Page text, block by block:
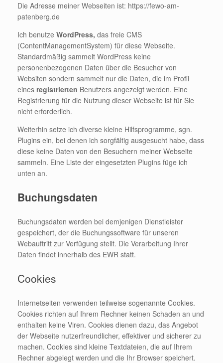
Die Adresse meiner Webseiten ist: https://fewo-am-
patenberg.de
Ich benutze WordPress, das freie CMS
(ContentManagementSystem) für diese Webseite.
Standardmäßig sammelt WordPress keine
personenbezogenen Daten über die Besucher von
Websiten sondern sammelt nur die Daten, die im Profil
eines registrierten Benutzers angezeigt werden. Eine
Registrierung für die Nutzung dieser Webseite ist für Sie
nicht erforderlich.
Weiterhin setze ich diverse kleine Hilfsprogramme, sgn.
Plugins ein, bei denen ich sorgfältig ausgesucht habe, dass
diese keine Daten von den Besuchern meiner Webseite
sammeln. Eine Liste der eingesetzten Plugins füge ich
unten an.
Buchungsdaten
Buchungsdaten werden bei demjenigen Dienstleister
gespeichert, der die Buchungssoftware für unseren
Webauftritt zur Verfügung stellt. Die Verarbeitung Ihrer
Daten findet innerhalb des EWR statt.
Cookies
Internetseiten verwenden teilweise sogenannte Cookies.
Cookies richten auf Ihrem Rechner keinen Schaden an und
enthalten keine Viren. Cookies dienen dazu, das Angebot
der Webseite nutzerfreundlicher, effektiver und sicherer zu
machen. Cookies sind kleine Textdateien, die auf Ihrem
Rechner abgelegt werden und die Ihr Browser speichert.